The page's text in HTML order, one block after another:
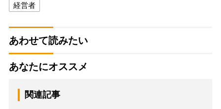
経営者
あわせて読みたい
あなたにオススメ
関連記事